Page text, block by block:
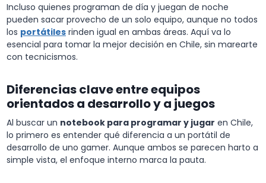
Incluso quienes programan de día y juegan de noche
pueden sacar provecho de un solo equipo, aunque no todos
los portátiles rinden igual en ambas áreas. Aquí va lo
esencial para tomar la mejor decisión en Chile, sin marearte
con tecnicismos.
Diferencias clave entre equipos
orientados a desarrollo y a juegos
Al buscar un notebook para programar y jugar en Chile,
lo primero es entender qué diferencia a un portátil de
desarrollo de uno gamer. Aunque ambos se parecen harto a
simple vista, el enfoque interno marca la pauta.